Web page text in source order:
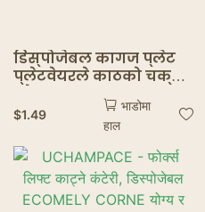
डिस्पोजेबल कागज प्लेट
प्लेटवेयरले काठको चक्कु,
फोर्क र चम्चा कागज
प्लेट पेपर कागज zeb
$1.49
भाडोमा
हाल